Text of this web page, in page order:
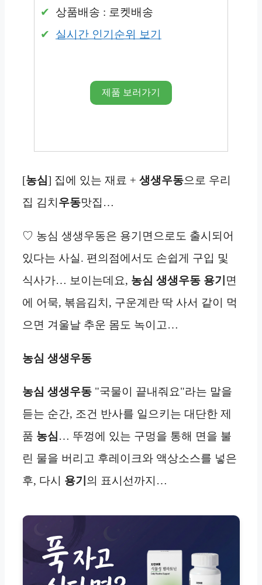
상품배송 : 로켓배송
실시간 인기순위 보기
제품 보러가기
[농심] 집에 있는 재료 + 생생우동으로 우리
집 김치우동맛집…
♡ 농심 생생우동은 용기면으로도 출시되어
있다는 사실. 편의점에서도 손쉽게 구입 및
식사가… 보이는데요, 농심 생생우동 용기 면
에 어묵, 볶음김치, 구운계란 딱 사서 같이 먹
으면 겨울날 추운 몸도 녹이고…
농심 생생우동
농심 생생우동 "국물이 끝내줘요"라는 말을
듣는 순간, 조건 반사를 일으키는 대단한 제
품 농심… 뚜껑에 있는 구멍을 통해 면을 불
린 물을 버리고 후레이크와 액상소스를 넣은
후, 다시 용기 의 표시선까지…